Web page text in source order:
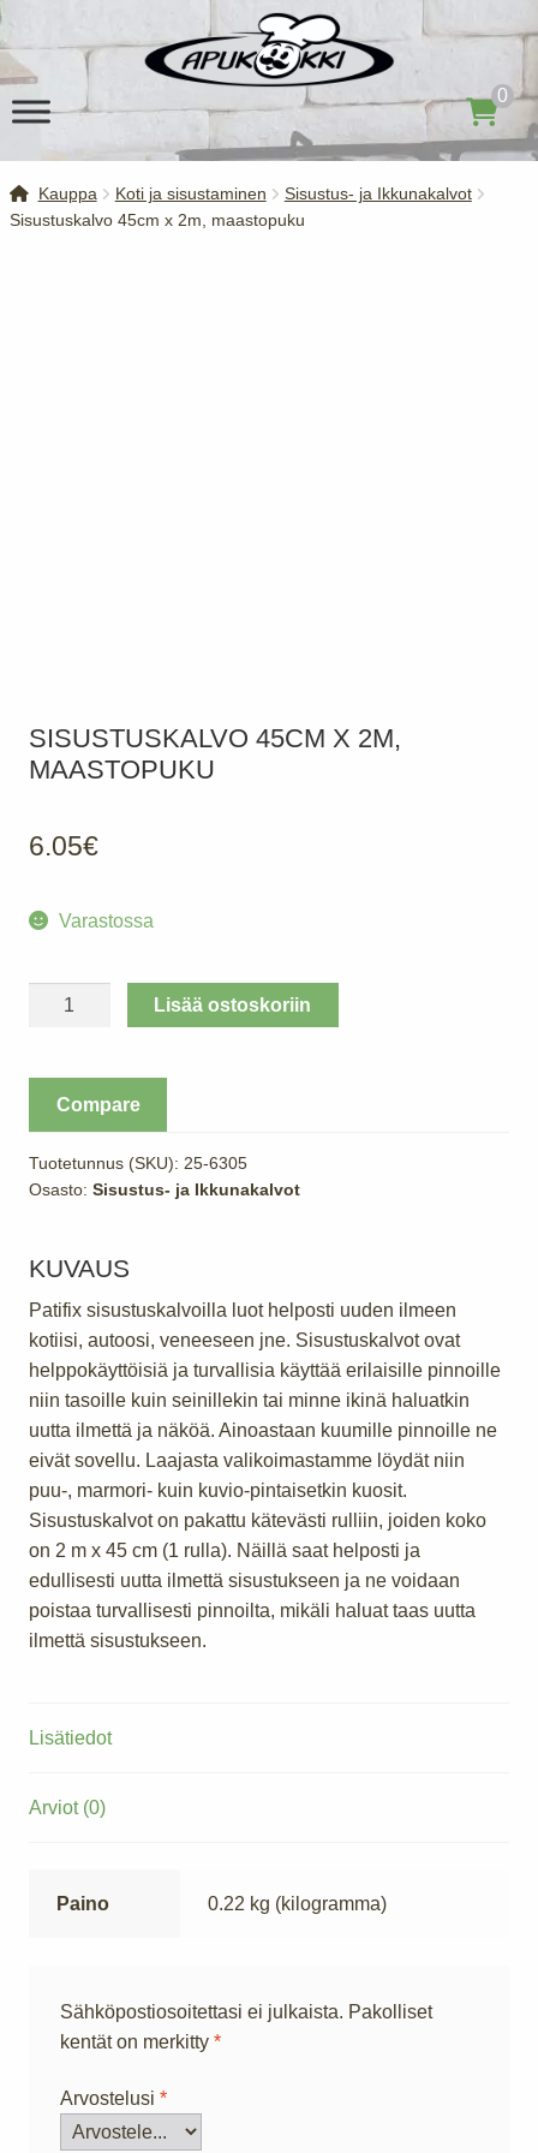
navigointiin
sisältöön
0
Kauppa Koti ja sisustaminen
Sisustus- ja Ikkunakalvot
Sisustuskalvo 45cm x 2m, maastopuku
SISUSTUSKALVO 45CM X 2M,
MAASTOPUKU
6.05€
Varastossa
Sisustuskalvo
maastopuku
Lisää ostoskoriin
Compare
Tuotetunnus (SKU): 25-6305
Osasto: Sisustus- ja Ikkunakalvot
KUVAUS
Patifix sisustuskalvoilla luot helposti uuden ilmeen
kotiisi, autoosi, veneeseen jne. Sisustuskalvot ovat
helppokäyttöisiä ja turvallisia käyttää erilaisille pinnoille
niin tasoille kuin seinillekin tai minne ikinä haluatkin
uutta ilmettä ja näköä. Ainoastaan kuumille pinnoille ne
eivät sovellu. Laajasta valikoimastamme löydät niin
puu-, marmori- kuin kuvio-pintaisetkin kuosit.
Sisustuskalvot on pakattu kätevästi rulliin, joiden koko
on 2 m x 45 cm (1 rulla). Näillä saat helposti ja
edullisesti uutta ilmettä sisustukseen ja ne voidaan
poistaa turvallisesti pinnoilta, mikäli haluat taas uutta
ilmettä sisustukseen.
Lisätiedot
Arviot (0)
Paino 0.22 kg (kilogramma)
Sähköpostiosoitettasi ei julkaista. Pakolliset
kentät on merkitty *
Arvostelusi *